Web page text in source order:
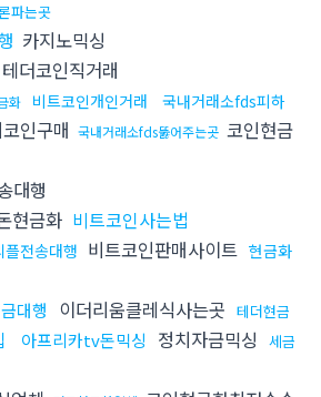
파는곳
카지노믹싱
테더코인직거래
화 비트코인개인거래
국내거래소fds피하
인구매 국내거래소fds뚫어주는곳 코인현금
대행
현금화 비트코인사는법
플전송대행 비트코인판매사이트 현금화
대행 이더리움클레식사는곳 테더현금
아프리카tv돈믹싱 정치자금믹싱
세금